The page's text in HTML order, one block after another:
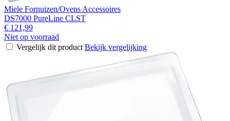
Miele Fornuizen/Ovens Accessoires
DS7000 PureLine CLST
€ 121,99
Niet op voorraad
Vergelijk dit product Bekijk vergelijking